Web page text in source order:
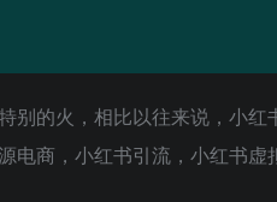
别的火，相比以往来说，小
电商，小红书引流，小红书